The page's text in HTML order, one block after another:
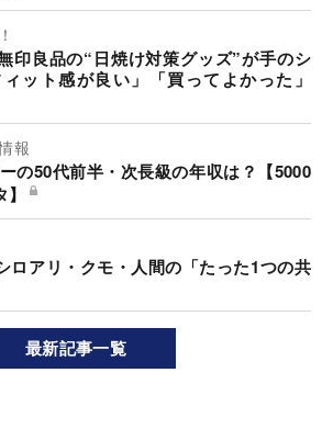
印良品の“日焼け対策グッズ”が手のシ
ット感が良い」「買ってよかった」
報
の50代前半・次長級の年収は？【5000
ロアリ・クモ・人間の「たった1つの共
最新記事一覧